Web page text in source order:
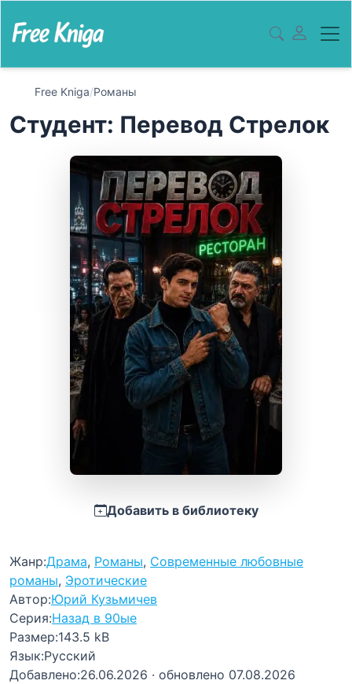
Free Kniga/Романы
Студент: Перевод Стрелок
Добавить в библиотеку
Жанр:Драма, Романы, Современные любовные
романы, Эротические
Автор:Юрий Кузьмичев
Серия:Назад в 90ые
Размер:143.5 kB
Язык:Русский
Добавлено:26.06.2026 · обновлено 07.08.2026